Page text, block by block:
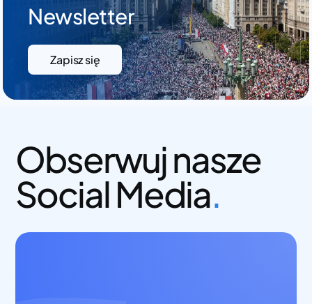
Newsletter
Zapisz się
Obserwuj nasze
Social Media.